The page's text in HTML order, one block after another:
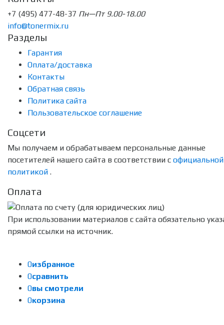
+7 (495) 477-48-37 Пн—Пт 9.00-18.00
info@tonermix.ru
Разделы
Гарантия
Оплата/доставка
Контакты
Обратная связь
Политика сайта
Пользовательское соглашение
Соцсети
Мы получаем и обрабатываем персональные данные
посетителей нашего сайта в соответствии с официальной
политикой .
Оплата
При использовании материалов с сайта обязательно
прямой ссылки на источник.
0избранное
0сравнить
0вы смотрели
0корзина